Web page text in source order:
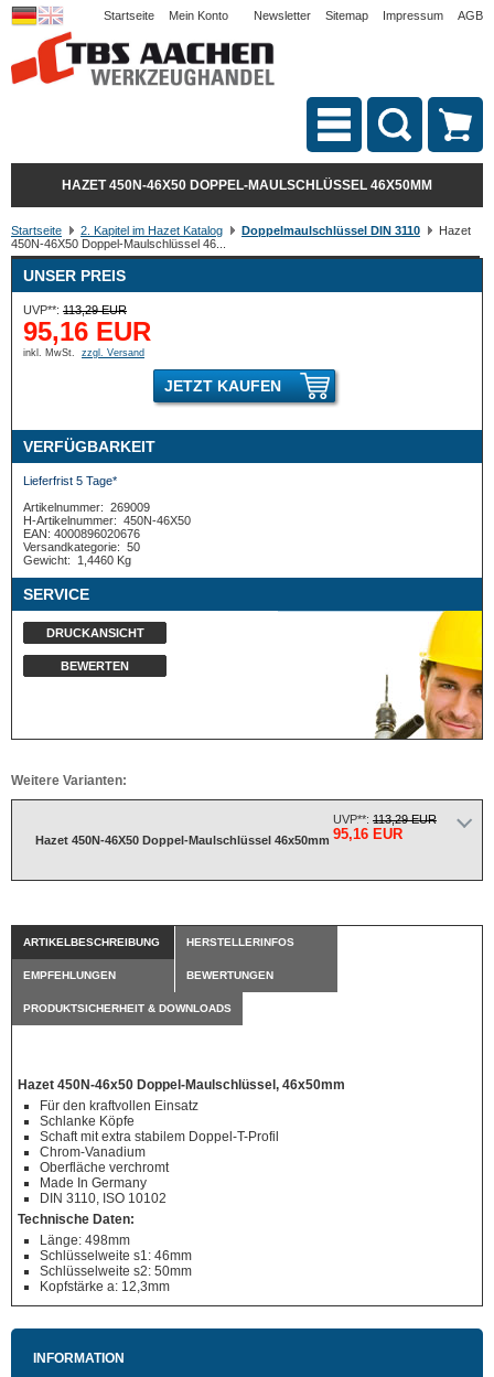
Startseite Mein Konto Newsletter Sitemap Impressum AGB
HAZET 450N-46X50 DOPPEL-MAULSCHLÜSSEL 46X50MM
Startseite 2. Kapitel im Hazet Katalog Doppelmaulschlüssel DIN 3110
Hazet
450N-46X50 Doppel-Maulschlüssel 46...
UNSER PREIS
UVP**: 113,29 EUR
95,16 EUR
inkl. MwSt. zzgl. Versand
JETZT KAUFEN
VERFÜGBARKEIT
Lieferfrist 5 Tage*
Artikelnummer: 269009
H-Artikelnummer: 450N-46X50
EAN: 4000896020676
Versandkategorie: 50
Gewicht:
1,4460 Kg
SERVICE
DRUCKANSICHT
BEWERTEN
Weitere Varianten:
Hazet 450N-46X50 Doppel-Maulschlüssel 46x50mm
UVP**: 113,29 EUR
95,16 EUR
ARTIKELBESCHREIBUNG HERSTELLERINFOS
EMPFEHLUNGEN BEWERTUNGEN
PRODUKTSICHERHEIT & DOWNLOADS
Hazet 450N-46x50 Doppel-Maulschlüssel, 46x50mm
Für den kraftvollen Einsatz
Schlanke Köpfe
Schaft mit extra stabilem Doppel-T-Profil
Chrom-Vanadium
Oberfläche verchromt
Made In Germany
DIN 3110, ISO 10102
Technische Daten:
Länge: 498mm
Schlüsselweite s1: 46mm
Schlüsselweite s2: 50mm
Kopfstärke a: 12,3mm
INFORMATION